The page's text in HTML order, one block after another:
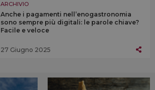
ARCHIVIO
Anche i pagamenti nell’enogastronomia
sono sempre più digitali: le parole chiave?
Facile e veloce
27 Giugno 2025